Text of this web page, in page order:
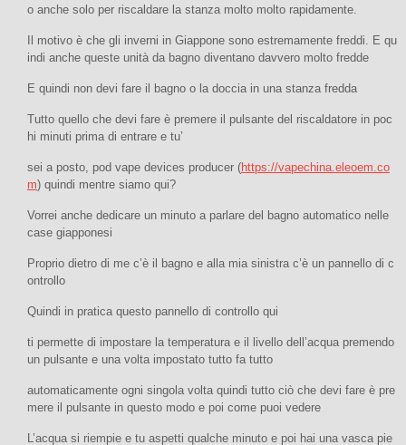
o anche solo per riscaldare la stanza molto molto rapidamente.
Il motivo è che gli inverni in Giappone sono estremamente freddi. E qu
indi anche queste unità da bagno diventano davvero molto fredde
E quindi non devi fare il bagno o la doccia in una stanza fredda
Tutto quello che devi fare è premere il pulsante del riscaldatore in poc
hi minuti prima di entrare e tu’
sei a posto, pod vape devices producer (https://vapechina.eleoem.co
m) quindi mentre siamo qui?
Vorrei anche dedicare un minuto a parlare del bagno automatico nelle
case giapponesi
Proprio dietro di me c’è il bagno e alla mia sinistra c’è un pannello di c
ontrollo
Quindi in pratica questo pannello di controllo qui
ti permette di impostare la temperatura e il livello dell’acqua premendo
un pulsante e una volta impostato tutto fa tutto
automaticamente ogni singola volta quindi tutto ciò che devi fare è pre
mere il pulsante in questo modo e poi come puoi vedere
L’acqua si riempie e tu aspetti qualche minuto e poi hai una vasca pie